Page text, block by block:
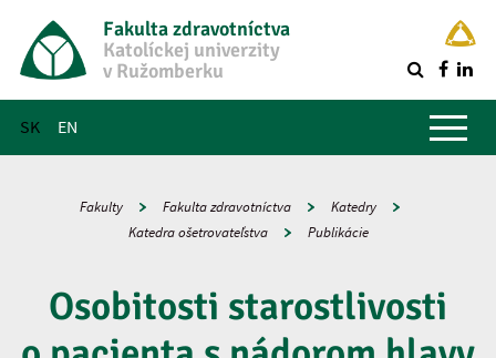
Fakulta zdravotníctva
Katolíckej univerzity
v Ružomberku
SK EN
Hlavné menu
Fakulty Fakulta zdravotníctva
Katedry
Katedra ošetrovateľstva
Publikácie
Osobitosti starostlivosti